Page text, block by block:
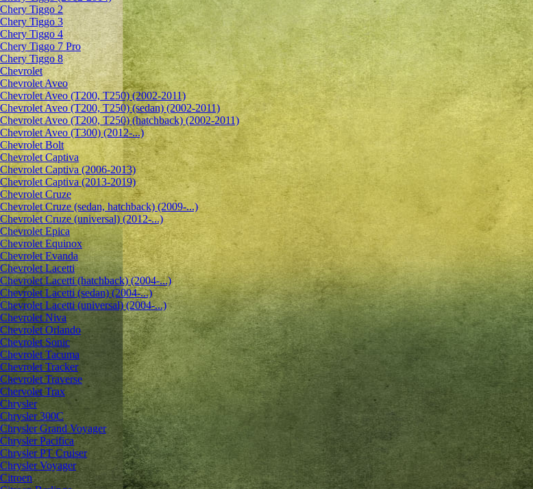
Chery Tiggo 2
Chery Tiggo 3
Chery Tiggo 4
Chery Tiggo 7 Pro
Chery Tiggo 8
Chevrolet
Сhevrolet Aveo
Chevrolet Aveo (T200, T250) (2002-2011)
Chevrolet Aveo (T200, T250) (sedan) (2002-2011)
Chevrolet Aveo (T200, T250) (hatchback) (2002-2011)
Chevrolet Aveo (T300) (2012-...)
Chevrolet Bolt
Chevrolet Captiva
Chevrolet Captiva (2006-2013)
Chevrolet Captiva (2013-2019)
Chevrolet Cruze
Chevrolet Cruze (sedan, hatchback) (2009-...)
Chevrolet Cruze (universal) (2012-...)
Chevrolet Epiсa
Chevrolet Equinox
Chevrolet Evanda
Chevrolet Lacetti
Chevrolet Lacetti (hatchback) (2004-...)
Chevrolet Lacetti (sedan) (2004-...)
Chevrolet Lacetti (universal) (2004-...)
Chevrolet Niva
Chevrolet Orlando
Chevrolet Sonic
Chevrolet Tacuma
Chevrolet Tracker
Chevrolet Traverse
Chervolet Trax
Chrysler
Chrysler 300C
Chrysler Grand Voyager
Chrysler Pacifica
Chrysler PT Cruiser
Chrysler Voyager
Citroen